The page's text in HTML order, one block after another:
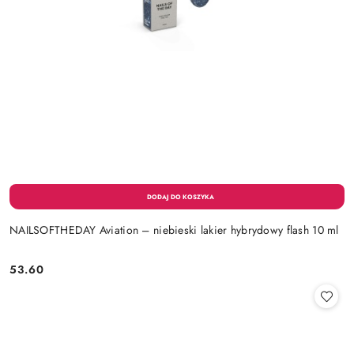
NAILSOFTHEDAY Aviation – niebieski lakier hybrydowy flash 10 ml
Cena:
53.60